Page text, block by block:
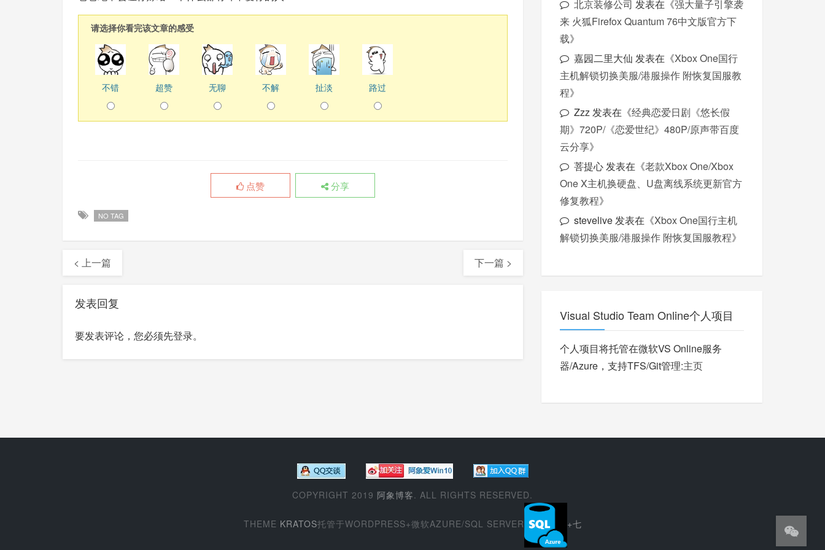
请选择你看完该文章的感受
不错 超赞 无聊 不解 扯淡 路过
点赞 分享
NO TAG
< 上一篇 下一篇 >
发表回复
要发表评论，您必须先登录。
北京装修公司 发表在《强大量子引擎袭
来 火狐Firefox Quantum 76中文版官方下
载》
嘉园二里大仙 发表在《Xbox One国行
主机解锁切换美服/港服操作 附恢复国服教
程》
Zzz发表在《经典恋爱日剧《悠长假
期》720P/《恋爱世纪》480P/原声带百度
云分享》
菩提心发表在《老款Xbox One/Xbox
One X主机换硬盘、U盘离线系统更新官方
修复教程》
stevelive发表在《Xbox One国行主机
解锁切换美服/港服操作 附恢复国服教程》
Visual Studio Team Online个人项目
个人项目将托管在微软VS Online服务
器/Azure，支持TFS/Git管理:主页
COPYRIGHT 2019 阿象博客 . ALL RIGHTS RESERVED.
THEME KRATOS托管于WORDPRESS+微软AZURE/SQL SERVER +七